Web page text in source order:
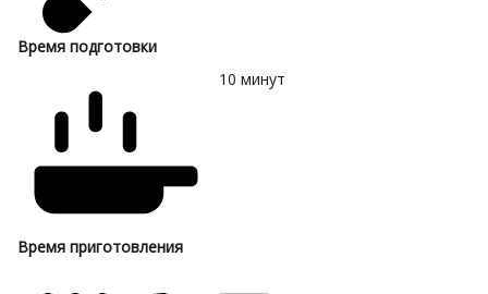
Время подготовки
Время приготовления
10 минут